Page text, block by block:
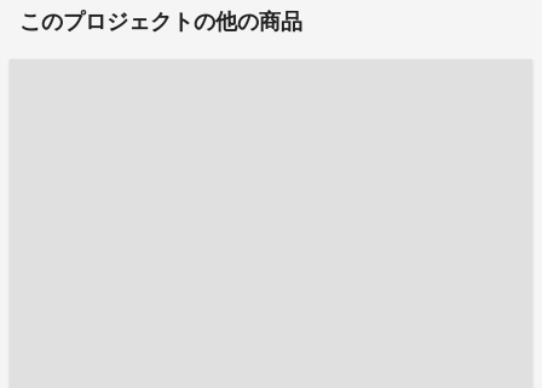
このプロジェクトの他の商品